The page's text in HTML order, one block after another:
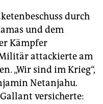
durch
und dem
Kämpfer
attackierte am
„Wir sind im Krieg“,
Netanjahu.
versicherte: